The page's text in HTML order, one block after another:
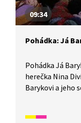
09:34
Pohádka: Já
Pohádka Já
herečka Nina
Barykovi a jeho